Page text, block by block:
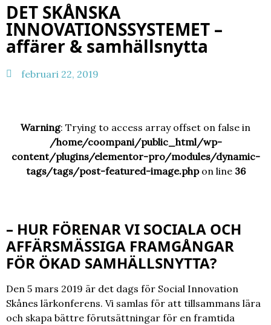
DET SKÅNSKA
INNOVATIONSSYSTEMET –
affärer & samhällsnytta
februari 22, 2019
Warning: Trying to access array offset on false in
/home/coompani/public_html/wp-
content/plugins/elementor-pro/modules/dynamic-
tags/tags/post-featured-image.phpon line 36
– HUR FÖRENAR VI SOCIALA OCH
AFFÄRSMÄSSIGA FRAMGÅNGAR
FÖR ÖKAD SAMHÄLLSNYTTA?
Den 5 mars 2019 är det dags för Social Innovation
Skånes lärkonferens. Vi samlas för att tillsammans lära
och skapa bättre förutsättningar för en framtida